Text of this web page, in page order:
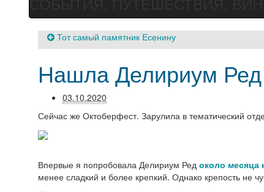
Тот самый памятник Есенину
Нашла Делириум
03.10.2020
Сейчас же Октоберфест. Зарулила в тематический
Впервые я попробовала Делириум Ред около месяца
менее сладкий и более крепкий. Однако крепость не